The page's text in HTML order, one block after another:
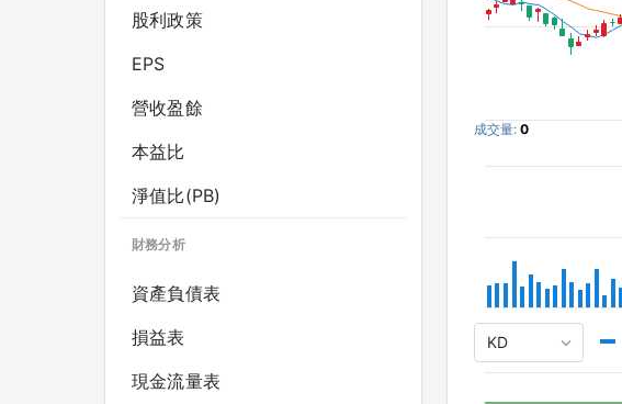
股利政策
EPS
營收盈餘
本益比
淨值比(PB)
財務分析
資產負債表
損益表
現金流量表
成交量: 0